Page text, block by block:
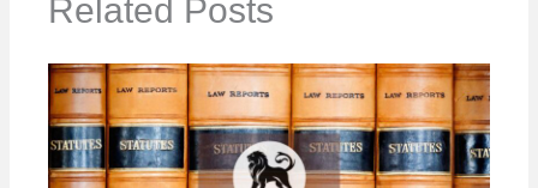
Related Posts